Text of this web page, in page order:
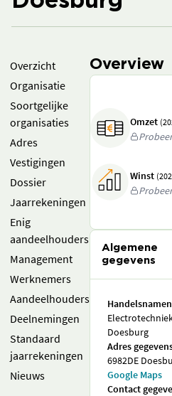
Overzicht
Organisatie
Soortgelijke
organisaties
Adres
Vestigingen
Dossier
Jaarrekeningen
Enig
aandeelhouders
Management
Werknemers
Aandeelhouders
Deelnemingen
Standaard
jaarrekeningen
Nieuws
Overview
Omzet
Winst
Algemene
gegevens
Handelsnamen
Doesburg
Adres
6982DE
Google Maps
Contact